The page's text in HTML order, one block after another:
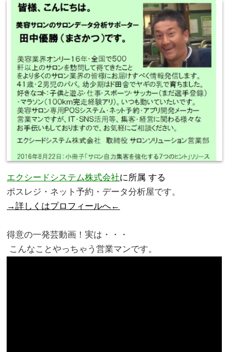
エクシードシステム株式会社に所属 する
ポスレジ・ネット予約・データ分析屋です。
→詳しくはプロフィールへ←
得意の一発芸動画！実は・・・
こんなことやっちゃう営業マンです。